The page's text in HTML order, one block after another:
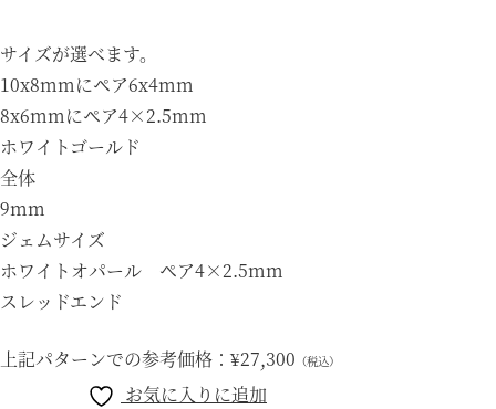
サイズが選べます。
10x8mmにペア6x4mm
8x6mmにペア4×2.5mm
ホワイトゴールド
全体
9mm
ジェムサイズ
ホワイトオパール ペア4×2.5mm
スレッドエンド
上記パターンでの参考価格： ¥27,300 （税込）
お気に入りに追加